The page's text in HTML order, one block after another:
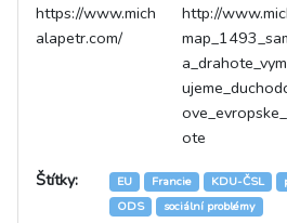
https://www.mich
alapetr.com/
http://
ote
Štítky:
EU Francie KDU-ČSL
ODS
sociální problémy